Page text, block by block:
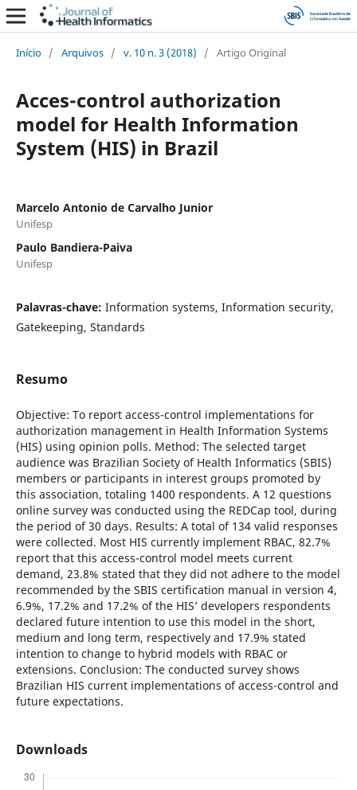
Início / Arquivos / v. 10 n. 3 (2018) / Artigo Original
Acces-control authorization
model for Health Information
System (HIS) in Brazil
Marcelo Antonio de Carvalho Junior
Unifesp
Paulo Bandiera-Paiva
Unifesp
Palavras-chave: Information systems, Information security,
Gatekeeping, Standards
Resumo
Objective: To report access-control implementations for
authorization management in Health Information Systems
(HIS) using opinion polls. Method: The selected target
audience was Brazilian Society of Health Informatics (SBIS)
members or participants in interest groups promoted by
this association, totaling 1400 respondents. A 12 questions
online survey was conducted using the REDCap tool, during
the period of 30 days. Results: A total of 134 valid responses
were collected. Most HIS currently implement RBAC, 82.7%
report that this access-control model meets current
demand, 23.8% stated that they did not adhere to the model
recommended by the SBIS certification manual in version 4,
6.9%, 17.2% and 17.2% of the HIS’ developers respondents
declared future intention to use this model in the short,
medium and long term, respectively and 17.9% stated
intention to change to hybrid models with RBAC or
extensions. Conclusion: The conducted survey shows
Brazilian HIS current implementations of access-control and
future expectations.
Downloads